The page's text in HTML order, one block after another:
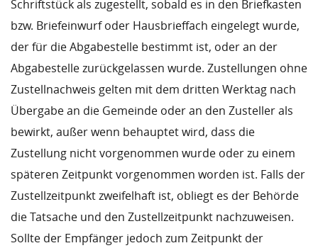
Schriftstück als zugestellt, sobald es in den Briefkasten
bzw. Briefeinwurf oder Hausbrieffach eingelegt wurde,
der für die Abgabestelle bestimmt ist, oder an der
Abgabestelle zurückgelassen wurde. Zustellungen ohne
Zustellnachweis gelten mit dem dritten Werktag nach
Übergabe an die Gemeinde oder an den Zusteller als
bewirkt, außer wenn behauptet wird, dass die
Zustellung nicht vorgenommen wurde oder zu einem
späteren Zeitpunkt vorgenommen worden ist. Falls der
Zustellzeitpunkt zweifelhaft ist, obliegt es der Behörde
die Tatsache und den Zustellzeitpunkt nachzuweisen.
Sollte der Empfänger jedoch zum Zeitpunkt der